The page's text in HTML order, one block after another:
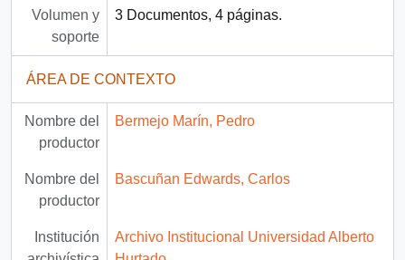
Volumen y
soporte
3 Documentos, 4 páginas.
ÁREA DE CONTEXTO
Nombre del
productor
Bermejo Marín, Pedro
Nombre del
productor
Bascuñan Edwards, Carlos
Institución
Archivo Institucional Universidad Alberto